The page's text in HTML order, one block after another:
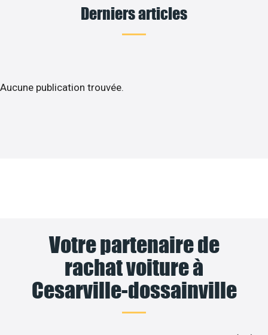
Derniers articles
Aucune publication trouvée.
Votre partenaire de
rachat voiture à
Cesarville-dossainville